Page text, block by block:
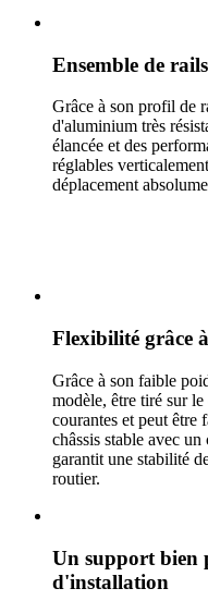
Ensemble de
Grâce à son profil de
d'aluminium très
élancée et des
réglables
déplacement
Flexibilité grâce
Grâce à son faible
modèle, être tiré sur
courantes et peut être
châssis stable avec
garantit une stabilité
routier.
Un support bien
d'installation